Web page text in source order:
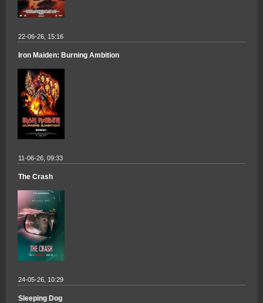
22-06-26, 15:16
Iron Maiden: Burning Ambition
11-06-26, 09:33
The Crash
24-05-26, 10:29
Sleeping Dog